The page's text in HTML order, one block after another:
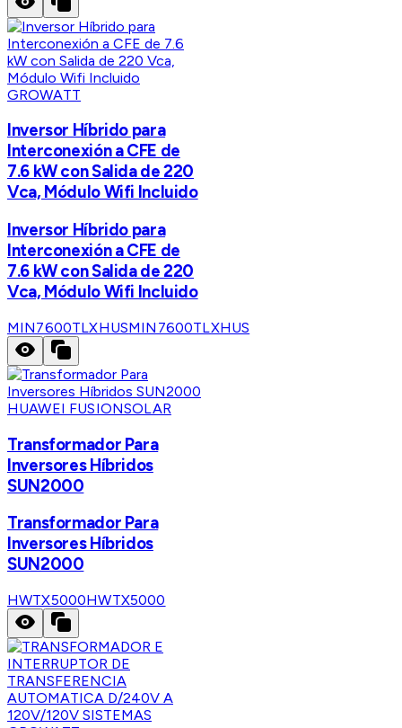
GROWATT
Inversor Híbrido para
Interconexión a CFE de
7.6 kW con Salida de 220
Vca, Módulo Wifi Incluido
Inversor Híbrido para
Interconexión a CFE de
7.6 kW con Salida de 220
Vca, Módulo Wifi Incluido
MIN7600TLXHUSMIN7600TLXHUS
HUAWEI FUSIONSOLAR
Transformador Para
Inversores Híbridos
SUN2000
Transformador Para
Inversores Híbridos
SUN2000
HWTX5000HWTX5000